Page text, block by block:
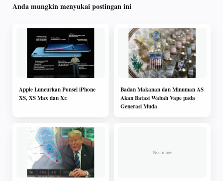
Anda mungkin menyukai postingan ini
Apple Luncurkan Ponsel iPhone
XS, XS Max dan Xr.
Badan Makanan dan Minuman AS
Akan Batasi Wabah Vape pada
Generasi Muda